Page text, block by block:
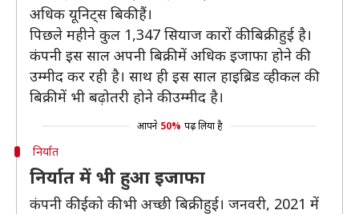
अधिक यूनिट्स बिकी हैं।
पिछले महीने कुल 1,347 सियाज कारों की बिक्री हुई है।
कंपनी इस साल अपनी बिक्री में अधिक इजाफा होने की
उम्मीद कर रही है। साथ ही इस साल हाइब्रिड व्हीकल की
बिक्री में भी बढ़ोतरी होने की उम्मीद है।
आपने 50% पढ़ लिया है
निर्यात
निर्यात में भी हुआ इजाफा
कंपनी की ईको की भी अच्छी बिक्री हुई। जनवरी, 2021 में